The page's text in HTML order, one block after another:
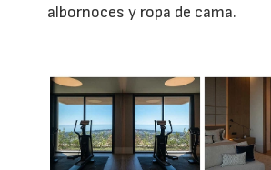
albornoces y ropa de cama.